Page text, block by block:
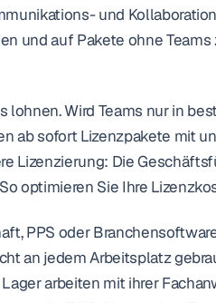
und
und auf Pakete ohne
Wird Teams nur in
ab sofort Lizenzpakete mit
Lizenzierung: Die
optimieren Sie Ihre
PPS oder
an jedem Arbeitsplatz
arbeiten mit ihrer